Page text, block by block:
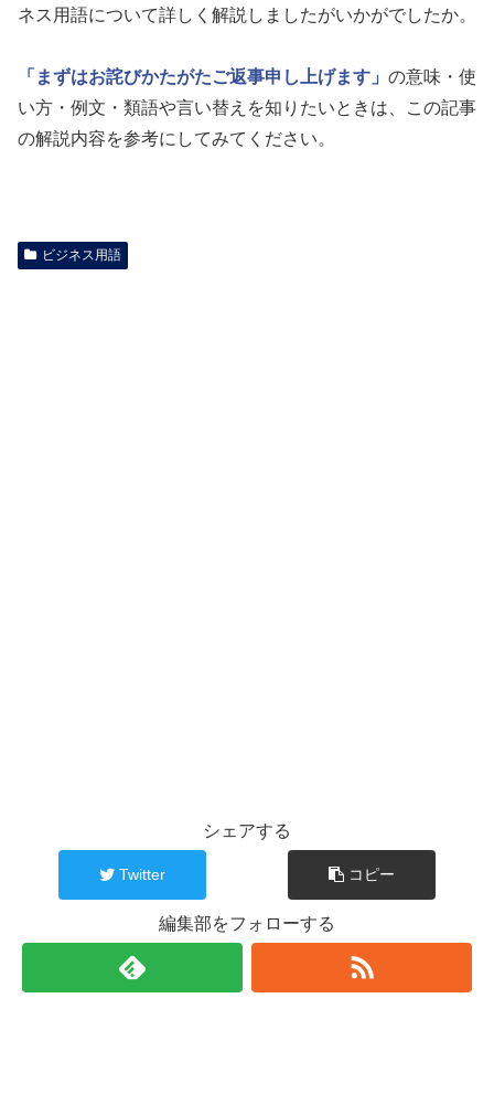
ネス用語について詳しく解説しましたがいかがでしたか。
「まずはお詫びかたがたご返事申し上げます」 の意味・使
い方・例文・類語や言い替えを知りたいときは、この記事
の解説内容を参考にしてみてください。
ビジネス用語
シェアする
Twitter コピー
編集部をフォローする